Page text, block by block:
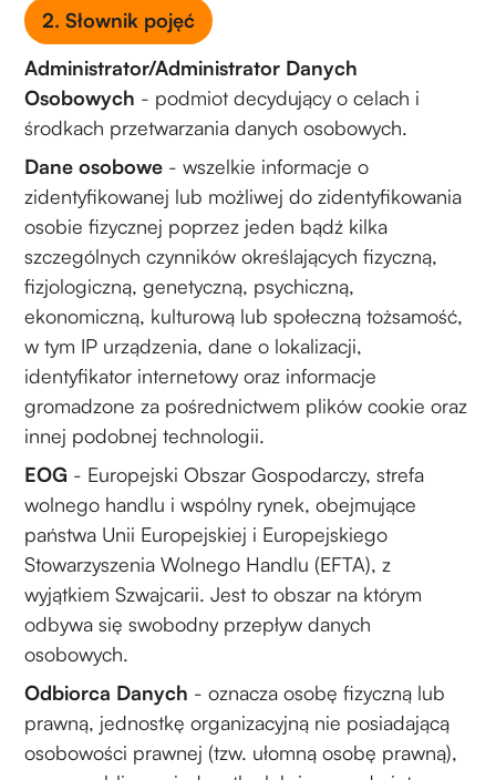
2. Słownik pojęć
Administrator/Administrator Danych
Osobowych - podmiot decydujący o celach i
środkach przetwarzania danych osobowych.
Dane osobowe - wszelkie informacje o
zidentyfikowanej lub możliwej do zidentyfikowania
osobie fizycznej poprzez jeden bądź kilka
szczególnych czynników określających fizyczną,
fizjologiczną, genetyczną, psychiczną,
ekonomiczną, kulturową lub społeczną tożsamość,
w tym IP urządzenia, dane o lokalizacji,
identyfikator internetowy oraz informacje
gromadzone za pośrednictwem plików cookie oraz
innej podobnej technologii.
EOG - Europejski Obszar Gospodarczy, strefa
wolnego handlu i wspólny rynek, obejmujące
państwa Unii Europejskiej i Europejskiego
Stowarzyszenia Wolnego Handlu (EFTA), z
wyjątkiem Szwajcarii. Jest to obszar na którym
odbywa się swobodny przepływ danych
osobowych.
Odbiorca Danych - oznacza osobę fizyczną lub
prawną, jednostkę organizacyjną nie posiadającą
osobowości prawnej (tzw. ułomną osobę prawną),